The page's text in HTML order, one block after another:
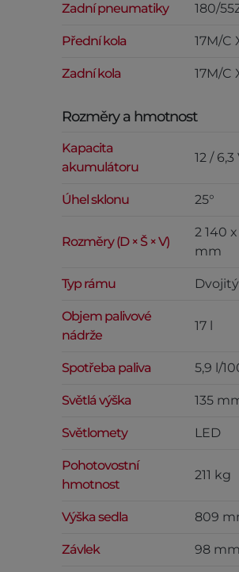
Zadní pneumatiky 180/
Přední kola 17M/C
Zadní kola 17M/C
Rozměry a hmotnost
Kapacita
akumulátoru
12 / 6,3
Úhel sklonu 25°
Rozměry (D × Š × V)
2 140
mm
Typ rámu
Objem palivové
nádrže
17 l
Spotřeba paliva 5,9 l/
Světlá výška 135
Světlomety LED
Pohotovostní
hmotnost
211 kg
Výška sedla 809
Závlek 98 mm